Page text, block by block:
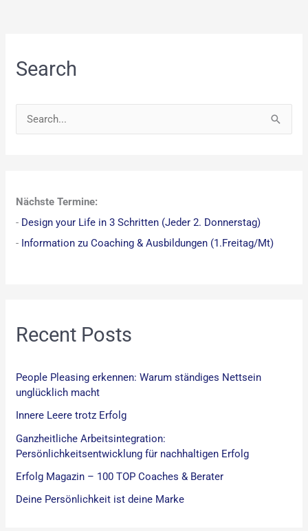
Search
e
n
n
:
Nächste Termine:
- Design your Life in 3 Schritten (Jeder 2. Donnerstag)
- Information zu Coaching & Ausbildungen (1.Freitag/Mt)
Recent Posts
People Pleasing erkennen: Warum ständiges Nettsein
unglücklich macht
Innere Leere trotz Erfolg
Ganzheitliche Arbeitsintegration:
Persönlichkeitsentwicklung für nachhaltigen Erfolg
Erfolg Magazin – 100 TOP Coaches & Berater
Deine Persönlichkeit ist deine Marke